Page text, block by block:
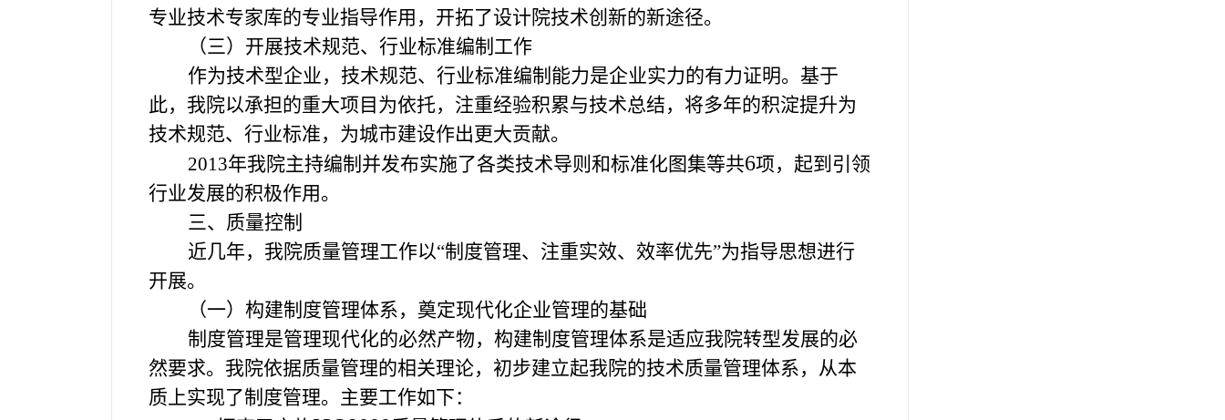
专业技术专家库的专业指导作用，开拓了设计院技术创新的新途径。
（三）开展技术规范、行业标准编制工作
作为技术型企业，技术规范、行业标准编制能力是企业实力的有力证明。基于
此，我院以承担的重大项目为依托，注重经验积累与技术总结，将多年的积淀提升为
技术规范、行业标准，为城市建设作出更大贡献。
2013年我院主持编制并发布实施了各类技术导则和标准化图集等共6项，起到引领
行业发展的积极作用。
三、质量控制
近几年，我院质量管理工作以“制度管理、注重实效、效率优先”为指导思想进行
开展。
（一）构建制度管理体系，奠定现代化企业管理的基础
制度管理是管理现代化的必然产物，构建制度管理体系是适应我院转型发展的必
然要求。我院依据质量管理的相关理论，初步建立起我院的技术质量管理体系，从本
质上实现了制度管理。主要工作如下：